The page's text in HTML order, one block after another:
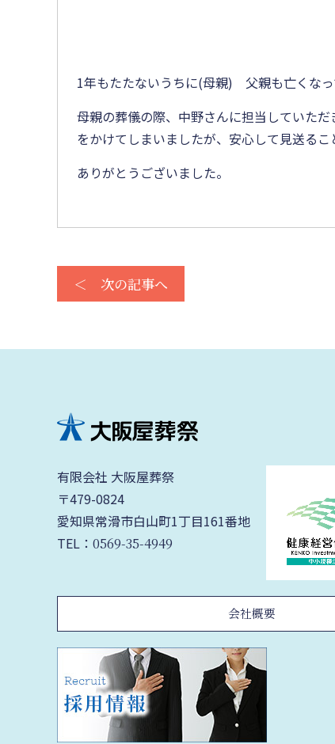
1年もたたないうちに(母親) 父親も亡くなっ
母親の葬儀の際、中野さんに担当していた
をかけてしまいましたが、安心して見送るこ
ありがとうございました。
＜ 次の記事へ
有限会社 大阪屋葬祭
〒479-0824
愛知県常滑市白山町1丁目161番地
TEL： 0569-35-4949
会社概要